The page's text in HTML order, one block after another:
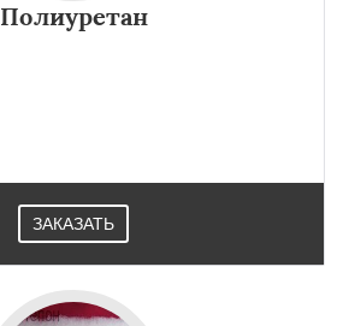
Полиуретан
ЗАКАЗАТЬ